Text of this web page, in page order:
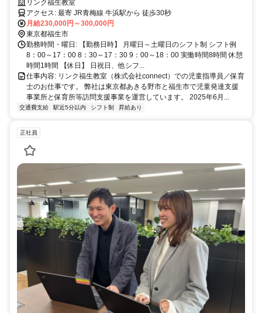
120日以上、賞与年2回
リンク福生教室
アクセス: 最寄 JR青梅線 牛浜駅から 徒歩30秒
月給230,000円～300,000円
東京都福生市
勤務時間・曜日: 【勤務日時】 月曜日～土曜日のシフト制 シフト例
8：00～17：00 8：30～17：30 9：00～18：00 実働時間8時間 休憩
時間1時間 【休日】 日祝日、他シフ...
仕事内容: リンク福生教室（株式会社connect）での児童指導員／保育
士のお仕事です。 弊社は東京都あきる野市と福生市で児童発達支援
事業所と保育所等訪問支援事業を運営しています。 2025年6月...
交通費支給 駅近5分以内 シフト制 昇給あり
正社員